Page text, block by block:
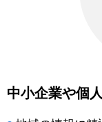
中小企業や個